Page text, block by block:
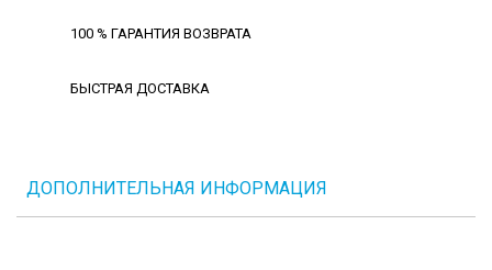
100 % ГАРАНТИЯ ВОЗВРАТА
БЫСТРАЯ ДОСТАВКА
ДОПОЛНИТЕЛЬНАЯ ИНФОРМАЦИЯ